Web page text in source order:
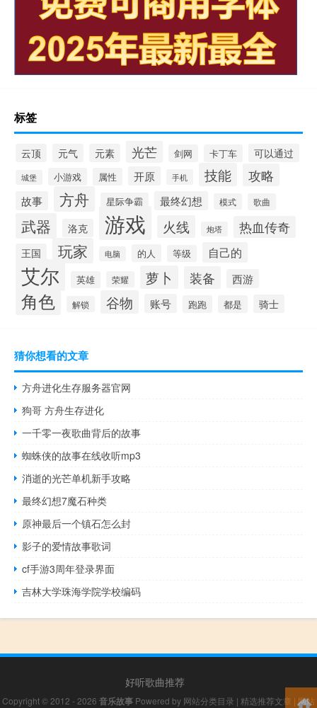
标签
云顶 元气 元素 光芒 剑网 卡丁车 可以通过
城堡 小游戏 属性 开原 手机 技能 攻略
故事 方舟 星际争霸 最终幻想 模式 歌曲
武器 洛克 游戏 火线 炮塔 热血传奇
王国 玩家 电脑 的人 等级 自己的
艾尔 英雄 荣耀 萝卜 装备 西游
角色 解锁 谷物 账号 跑跑 都是 骑士
猜你想看的文章
方舟进化生存服务器官网
狗哥 方舟生存进化
一千零一夜歌曲背后的故事
蜘蛛侠的故事在线收听mp3
消逝的光芒单机新手攻略
最终幻想7魔石种类
原神最后一个镇石怎么封
影子的爱情故事歌词
cf手游3周年登录界面
吉林大学珠海学院学校编码
好听歌曲推荐
Copyright © 2012 - 2026 音乐故事 Powered by 网站分类目录 | 精选推荐文章 | 网站